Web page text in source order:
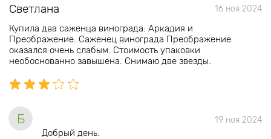
Светлана 16 ноя 2024
Купила два саженца винограда: Аркадия и
Преображение. Саженец винограда Преображение
оказался очень слабым. Стоимость упаковки
необоснованно завышена. Снимаю две звезды.
Б 19 ноя 2024
Добрый день.